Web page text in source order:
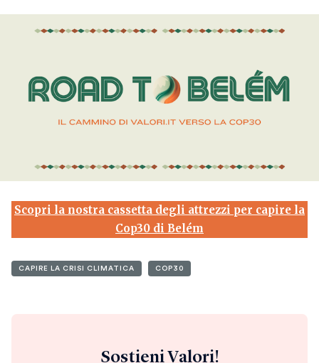
Scopri la nostra cassetta degli attrezzi per capire la
Cop30 di Belém
CAPIRE LA CRISI CLIMATICA COP30
Sostieni Valori!